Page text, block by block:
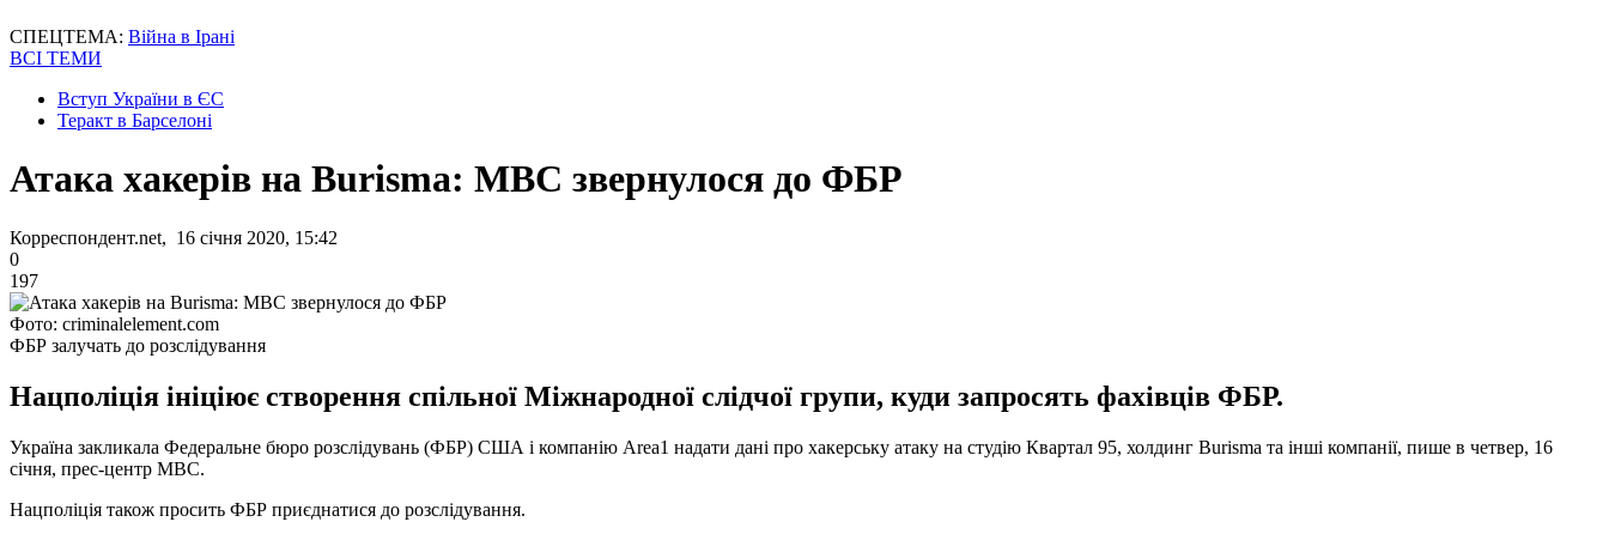
СПЕЦТЕМА: Війна в Ірані
ВСІ ТЕМИ
Вступ України в ЄС
Теракт в Барселоні
Атака хакерів на Burisma: МВС звернулося до ФБР
Корреспондент.net, 16 січня 2020, 15:42
0
197
Фото: criminalelement.com
ФБР залучать до розслідування
Нацполіція ініціює створення спільної Міжнародної слідчої групи, куди запросять фахівців ФБР.
Україна закликала Федеральне бюро розслідувань (ФБР) США і компанію Аrea1 надати дані про хакерську атаку на студію Квартал 95, холдинг Burisma та інші компанії, пише в четвер, 16
січня, прес-центр МВС.
Нацполіція також просить ФБР приєднатися до розслідування.